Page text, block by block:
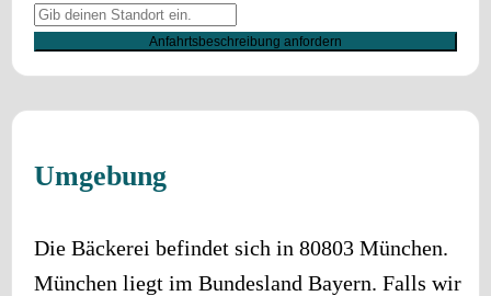
Anfahrtsbeschreibung anfordern
Umgebung
Die Bäckerei befindet sich in 80803 München.
München liegt im Bundesland Bayern. Falls wir